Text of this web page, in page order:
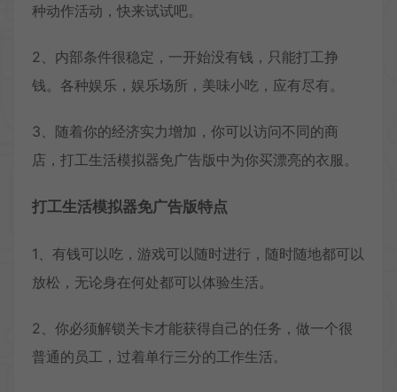
种动作活动，快来试试吧。
2、内部条件很稳定，一开始没有钱，只能打工挣
钱。各种娱乐，娱乐场所，美味小吃，应有尽有。
3、随着你的经济实力增加，你可以访问不同的商
店，打工生活模拟器免广告版中为你买漂亮的衣服。
打工生活模拟器免广告版特点
1、有钱可以吃，游戏可以随时进行，随时随地都可以
放松，无论身在何处都可以体验生活。
2、你必须解锁关卡才能获得自己的任务，做一个很
普通的员工，过着单行三分的工作生活。